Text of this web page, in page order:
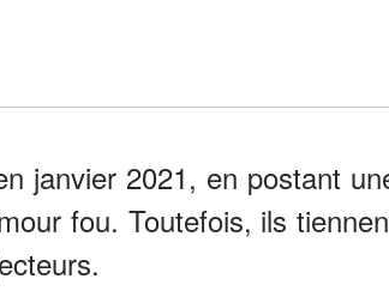
janvier 2021, en postant
fou. Toutefois, ils